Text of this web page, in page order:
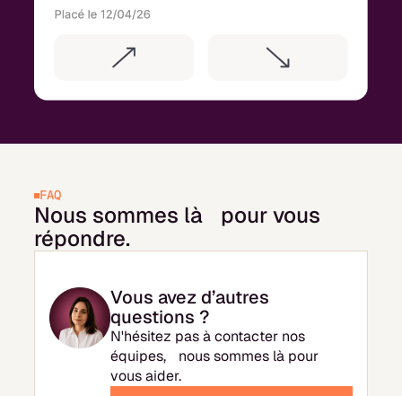
FAQ
Nous sommes là pour vous
répondre.
Vous avez d’autres
questions ?
N'hésitez pas à contacter nos
équipes, nous sommes là pour
vous aider.